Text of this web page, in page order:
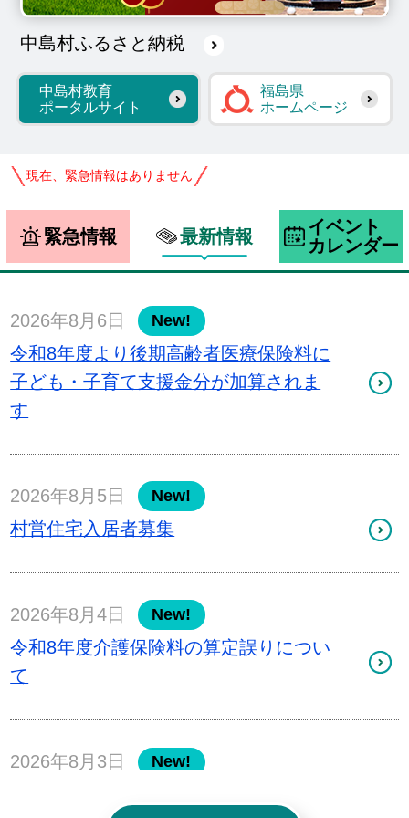
中島村ふるさと納税
中島村教育
ポータルサイト
福島県
ホームページ
現在、緊急情報はありません
緊急情報 最新情報
イベント
カレンダー
2026年8月6日 New!
令和8年度より後期高齢者医療保険料に
子ども・子育て支援金分が加算されま
す
2026年8月5日 New!
村営住宅入居者募集
2026年8月4日 New!
令和8年度介護保険料の算定誤りについ
て
2026年8月3日 New!